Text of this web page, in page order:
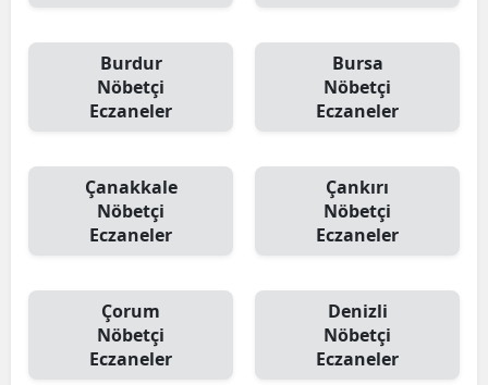
Burdur
Nöbetçi
Eczaneler
Bursa
Nöbetçi
Eczaneler
Çanakkale
Nöbetçi
Eczaneler
Çankırı
Nöbetçi
Eczaneler
Çorum
Nöbetçi
Eczaneler
Denizli
Nöbetçi
Eczaneler